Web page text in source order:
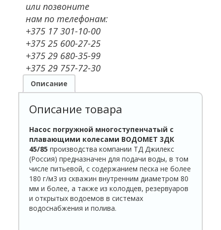
или позвоните
нам по телефонам:
+375 17 301-10-00
+375 25 600-27-25
+375 29 680-35-99
+375 29 757-72-30
Описание
Описание товара
Насос погружной многоступенчатый с
плавающими колесами ВОДОМЕТ 3ДК
45/85производства компании ТД Джилекс
(Россия) предназначен для подачи воды, в том
числе питьевой, с содержанием песка не более
180 г/м3 из скважин внутренним диаметром 80
мм и более, а также из колодцев, резервуаров
и открытых водоемов в системах
водоснабжения и полива.